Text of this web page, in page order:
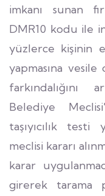
imkanı sunan
DMR10 kodu ile
yüzlerce kişinin
yapmasına
Belediye
taşıyıcılık testi
meclisi kararı
karar
girerek tarama